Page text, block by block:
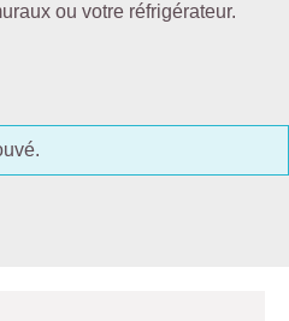
ou votre réfrigérateur.